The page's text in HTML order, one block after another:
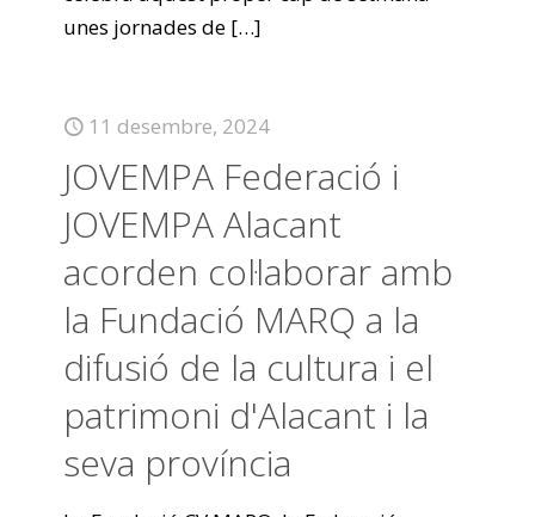
unes jornades de […]
11 desembre, 2024
JOVEMPA Federació i
JOVEMPA Alacant
acorden col·laborar amb
la Fundació MARQ a la
difusió de la cultura i el
patrimoni d'Alacant i la
seva província